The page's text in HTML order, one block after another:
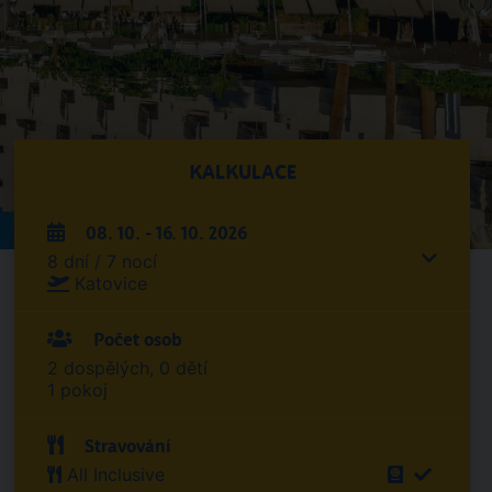
KALKULACE
08. 10. - 16. 10. 2026
8 dní / 7 nocí
Katovice
Počet osob
2 dospělých, 0 dětí
1 pokoj
Stravování
All Inclusive